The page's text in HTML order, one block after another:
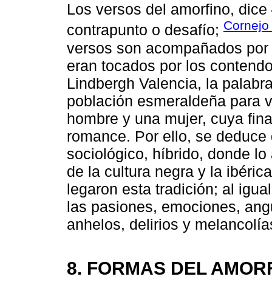
Los versos del amorfino, dice
contrapunto o desafío;
versos son acompañados
eran tocados por los
Lindbergh Valencia, la
población esmeraldeña para
hombre y una mujer, cuya
romance. Por ello, se
sociológico, híbrido, donde
de la cultura negra y la
legaron esta tradición; al
las pasiones, emociones,
anhelos, delirios y
8. FORMAS DEL